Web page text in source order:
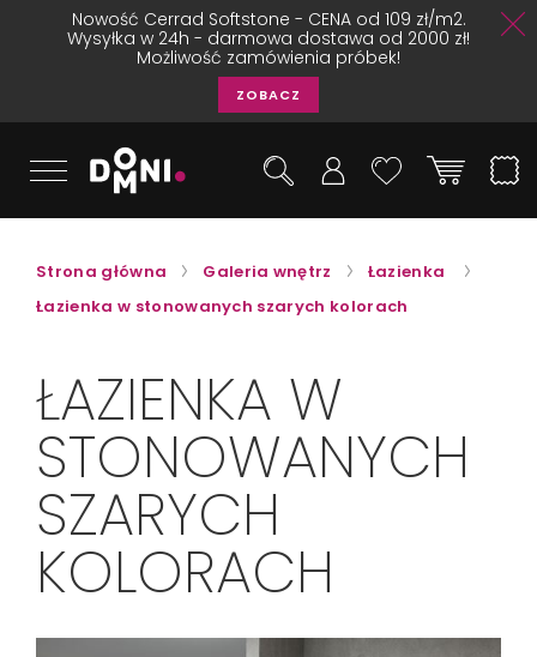
Nowość Cerrad Softstone - CENA od 109 zł/m2.
Wysyłka w 24h - darmowa dostawa od 2000 zł!
Możliwość zamówienia próbek!
ZOBACZ
Strona główna Galeria wnętrz
Łazienka
Łazienka w stonowanych szarych kolorach
ŁAZIENKA W
STONOWANYCH
SZARYCH
KOLORACH